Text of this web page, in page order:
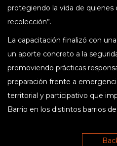
protegiendo la vida de quienes
recolección”.
La capacitación finalizó con
un aporte concreto a la
promoviendo prácticas
preparación frente a
territorial y participativo que
Barrio en los distintos barrios